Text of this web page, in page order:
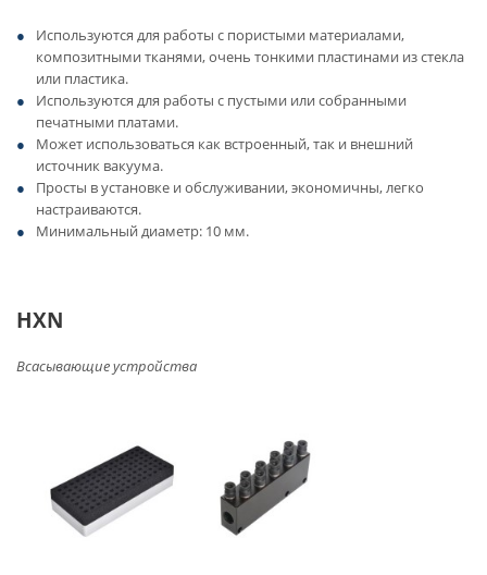
Используются для работы с пористыми материалами,
композитными тканями, очень тонкими пластинами из стекла
или пластика.
Используются для работы с пустыми или собранными
печатными платами.
Может использоваться как встроенный, так и внешний
источник вакуума.
Просты в установке и обслуживании, экономичны, легко
настраиваются.
Минимальный диаметр: 10 мм.
HXN
Всасывающие устройства